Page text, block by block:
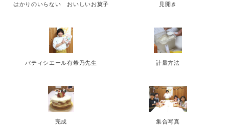
はかりのいらない おいしいお菓子 見開き
パティシエール有希乃先生 計量方法
完成 集合写真